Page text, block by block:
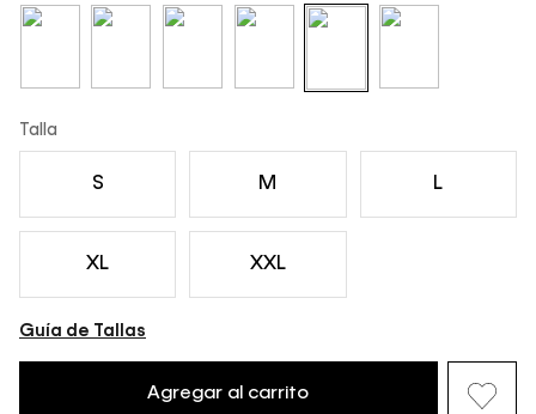
Talla
S M L
XL XXL
Guía de Tallas
Agregar al carrito